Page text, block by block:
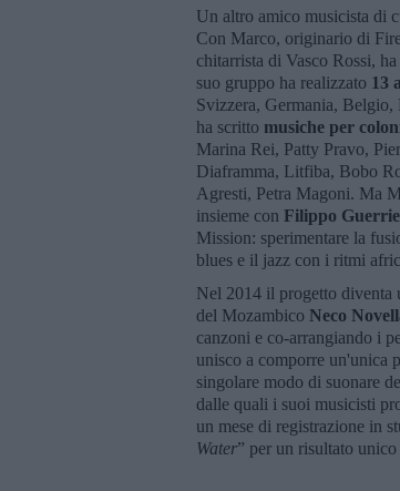
Un altro amico musicista di
Con Marco, originario di
chitarrista di Vasco Rossi,
suo gruppo ha realizzato 13
Svizzera, Germania,
ha scritto musiche per
Marina Rei, Patty Pravo,
Diaframma, Litfiba, Bobo
Agresti, Petra Magoni. Ma
insieme con Filippo
Mission: sperimentare la
blues e il jazz con i ritmi
Nel 2014 il progetto diventa
del Mozambico Neco
canzoni e co-arrangiando i
unisco a comporre un'unica
singolare modo di suonare
dalle quali i suoi musicisti
un mese di registrazione in
Water” per un risultato